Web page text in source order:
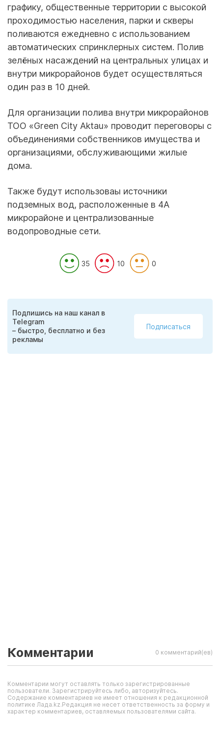
графику, общественные территории с высокой
проходимостью населения, парки и скверы
поливаются ежедневно с использованием
автоматических спринклерных систем. Полив
зелёных насаждений на центральных улицах и
внутри микрорайонов будет осуществляться
один раз в 10 дней.
Для организации полива внутри микрорайонов
ТОО «Green City Aktau» проводит переговоры с
объединениями собственников имущества и
организациями, обслуживающими жилые
дома.
Также будут использоваы источники
подземных вод, расположенные в 4А
микрорайоне и централизованные
водопроводные сети.
35 10 0
Подпишись на наш канал в
Telegram
– быстро, бесплатно и без
рекламы
Подписаться
Комментарии 0 комментарий(ев)
Комментарии могут оставлять только зарегистрированные
пользователи. Зарегистрируйтесь либо, авторизуйтесь.
Содержание комментариев не имеет отношения к редакционной
политике Лада.kz.Редакция не несет ответственность за форму и
характер комментариев, оставляемых пользователями сайта.